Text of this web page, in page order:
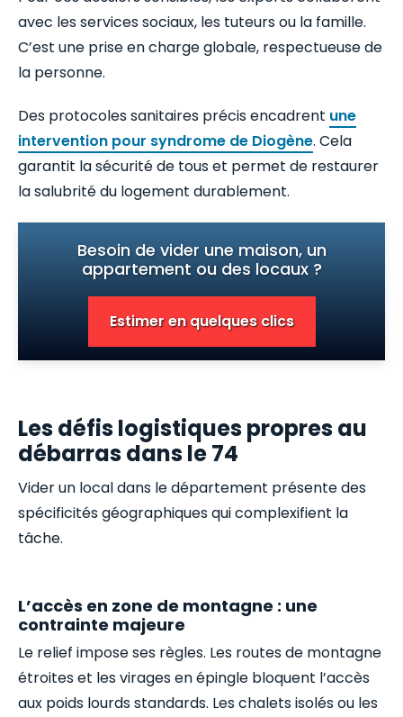
avec les services sociaux, les tuteurs ou la famille.
C’est une prise en charge globale, respectueuse de
la personne.
Des protocoles sanitaires précis encadrent une
intervention pour syndrome de Diogène. Cela
garantit la sécurité de tous et permet de restaurer
la salubrité du logement durablement.
Besoin de vider une maison, un
appartement ou des locaux ?
Estimer en quelques clics
Les défis logistiques propres au
débarras dans le 74
Vider un local dans le département présente des
spécificités géographiques qui complexifient la
tâche.
L’accès en zone de montagne : une
contrainte majeure
Le relief impose ses règles. Les routes de montagne
étroites et les virages en épingle bloquent l’accès
aux poids lourds standards. Les chalets isolés ou les